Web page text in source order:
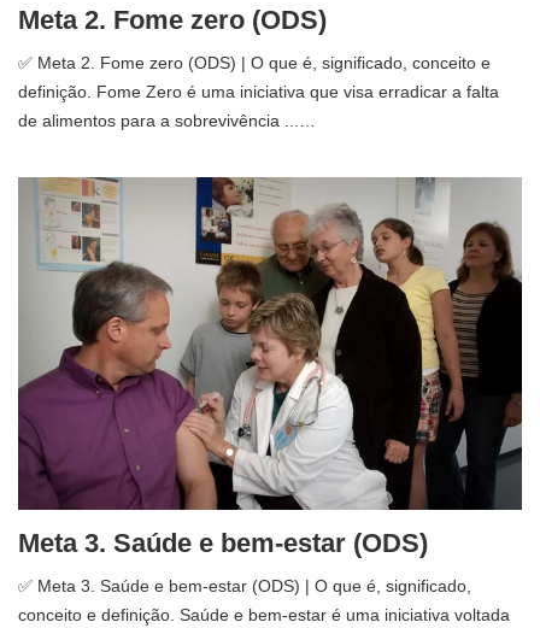
Meta 2. Fome zero (ODS)
✅ Meta 2. Fome zero (ODS) | O que é, significado, conceito e
definição. Fome Zero é uma iniciativa que visa erradicar a falta
de alimentos para a sobrevivência ...…
Meta 3. Saúde e bem-estar (ODS)
✅ Meta 3. Saúde e bem-estar (ODS) | O que é, significado,
conceito e definição. Saúde e bem-estar é uma iniciativa voltada